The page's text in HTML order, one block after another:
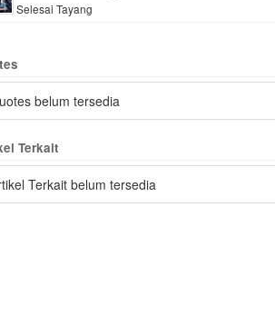
Selesai Tayang
belum tersedia
Terkait
Terkait belum tersedia